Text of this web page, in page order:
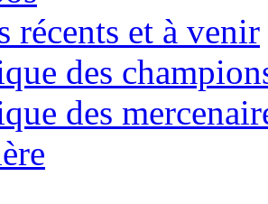
récents et à venir
des
des